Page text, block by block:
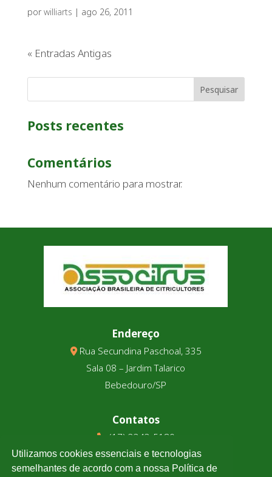
por williarts | ago 26, 2011
« Entradas Antigas
Pesquisar
Posts recentes
Comentários
Nenhum comentário para mostrar.
Endereço
Rua Secundina Paschoal, 335
Sala 08 – Jardim Talarico
Bebedouro/SP
Contatos
(17) 3343-5180
(17) 99123-9831
Utilizamos cookies essenciais e tecnologias
semelhantes de acordo com a nossa Política de